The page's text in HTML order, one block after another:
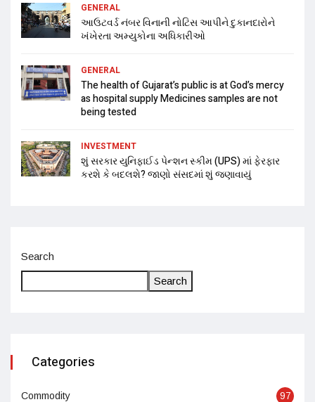
GENERAL
આઉટવર્ડ નંબર વિનાની નોટિસ આપીને દુકાનદારોને
ખંખેરતા અમ્યુકોના અધિકારીઓ
GENERAL
The health of Gujarat’s public is at God’s mercy
as hospital supply Medicines samples are not
being tested
INVESTMENT
શું સરકાર યુનિફાઈડ પેન્શન સ્કીમ (UPS) માં ફેરફાર
કરશે કે બદલશે? જાણો સંસદમાં શું જણાવાયું
Search
Search
Categories
Commodity 97